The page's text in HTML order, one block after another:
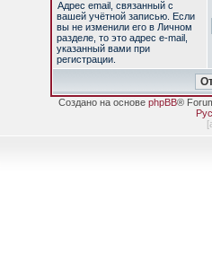
Адрес email, связанный с
вашей учётной записью. Если
вы не изменили его в Личном
разделе, то это адрес e-mail,
указанный вами при
регистрации.
Создано на основе phpBB®
[